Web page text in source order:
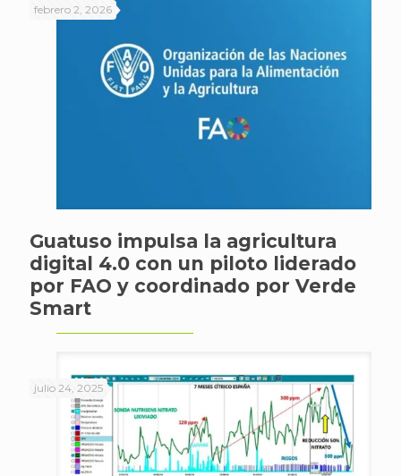
febrero 2, 2026
Guatuso impulsa la agricultura
digital 4.0 con un piloto liderado
por FAO y coordinado por Verde
Smart
julio 24, 2025